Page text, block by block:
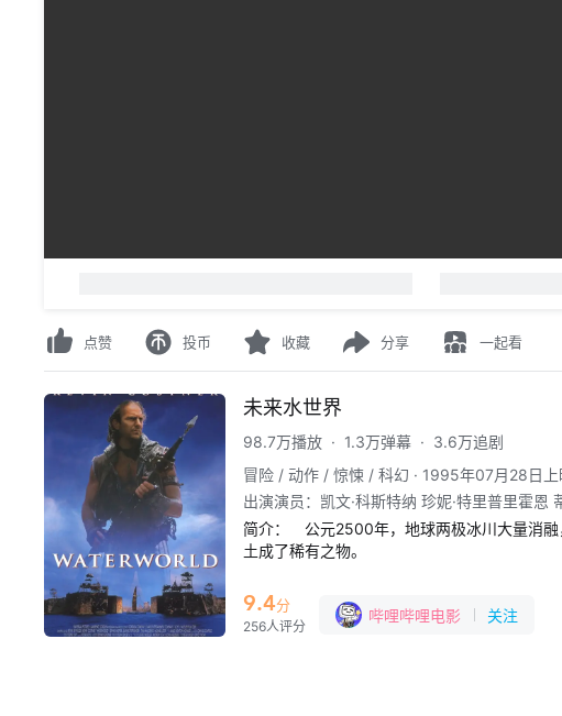
点赞 投币 收藏 分享 一起看
未来水世界
98.7万播放 · 1.3万弹幕 · 3.6万追剧
冒险 / 动作 / 惊悚 / 科幻 · 1995年07月28日上
出演演员 ： 凯文·科斯特纳 珍妮·特里普里霍恩
简介：
公元2500年，地球两极冰川大量消融
土成了稀有之物。
当他要离开时，当地人发现他竟然长着鳃和蹼
时日，海盗袭击了浮岛，海伦（珍妮•特里
里诺 Tina Majorino 饰）没能赶上出逃的救生
9.4分
256人评分
哔哩哔哩电影 关注